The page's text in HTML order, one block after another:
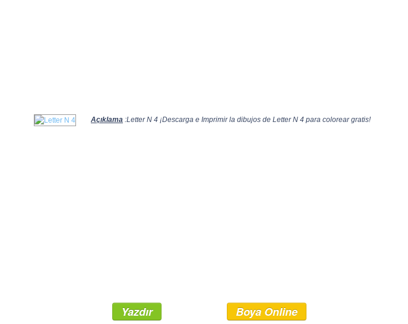
Açıklama :Letter N 4 ¡Descarga e Imprimir la dibujos de Letter N 4 para colorear gratis!
Yazdır Boya Online